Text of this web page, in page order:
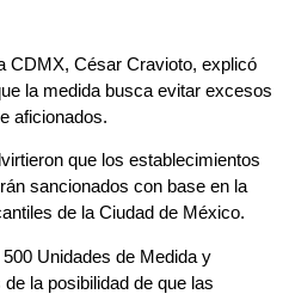
CDMX, César Cravioto, explicó
la medida busca evitar excesos
aficionados.
que los establecimientos
sancionados con base en la
de la Ciudad de México.
Unidades de Medida y
la posibilidad de que las